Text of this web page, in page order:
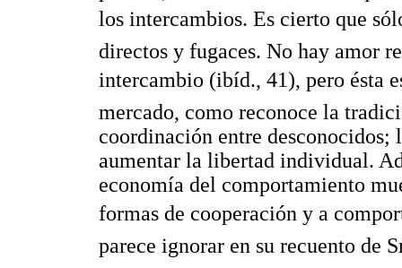
los intercambios. Es cierto que
directos y fugaces. No hay amor
intercambio (ibíd., 41), pero ésta
mercado, como reconoce la
coordinación entre
aumentar la libertad individual.
economía del comportamiento
formas de cooperación y a
parece ignorar en su recuento de